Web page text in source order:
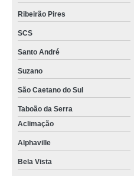
Ribeirão Pires
SCS
Santo André
Suzano
São Caetano do Sul
Taboão da Serra
Aclimação
Alphaville
Bela Vista